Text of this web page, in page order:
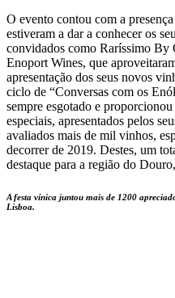
O evento contou com a
estiveram a dar a conhecer os
convidados como Raríssimo
Enoport Wines, que
apresentação dos seus novos
ciclo de “Conversas com os
sempre esgotado e
especiais, apresentados pelos
avaliados mais de mil vinhos,
decorrer de 2019. Destes, um
destaque para a região do
A festa vínica juntou mais de 1200
Lisboa.